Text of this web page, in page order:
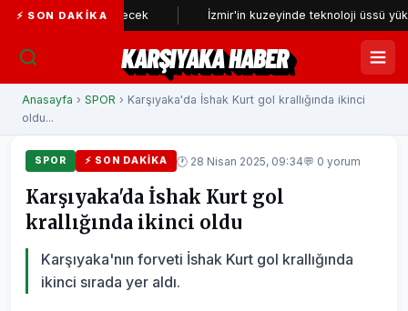
⚡ SON DAKIKA
incelenecek İzmir'in kuzeyinde teknoloji üssü yükseliyor
KARŞIYAKA HABER
Anasayfa › SPOR › Karşıyaka'da İshak Kurt gol krallığında ikinci
oldu...
SPOR ⚡ SON DAKIKA 🕐 28 Nisan 2025, 09:34💬 0 yorum
Karşıyaka'da İshak Kurt gol
krallığında ikinci oldu
Karşıyaka'nın forveti İshak Kurt gol krallığında
ikinci sırada yer aldı.